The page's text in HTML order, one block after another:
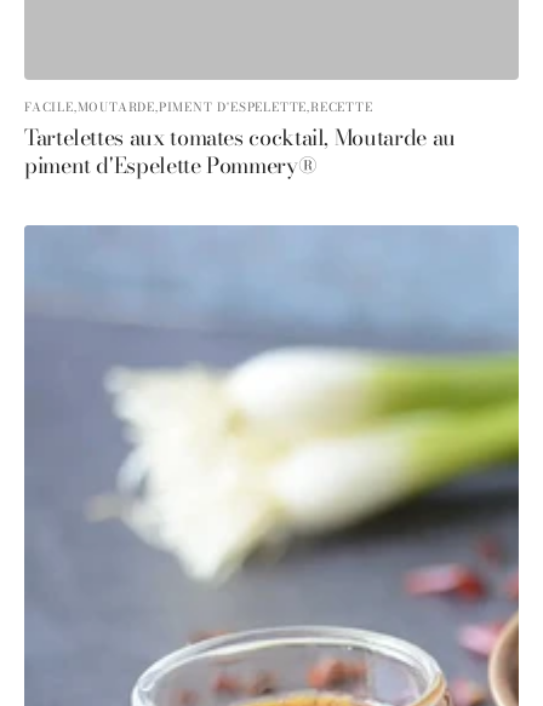
FACILE,MOUTARDE,PIMENT D'ESPELETTE,RECETTE
Tartelettes aux tomates cocktail, Moutarde au
piment d'Espelette Pommery®